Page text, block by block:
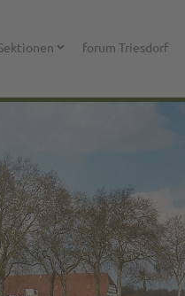
forum Triesdorf